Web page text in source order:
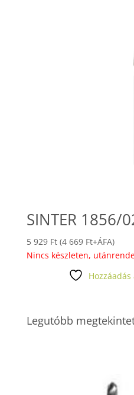
SINTER 1856/
5 929 Ft (4 669 Ft+ÁFA)
Nincs készleten,
Legutóbb